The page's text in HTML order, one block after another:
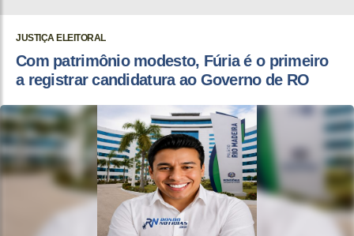
JUSTIÇA ELEITORAL
Com patrimônio modesto, Fúria é o primeiro
a registrar candidatura ao Governo de RO